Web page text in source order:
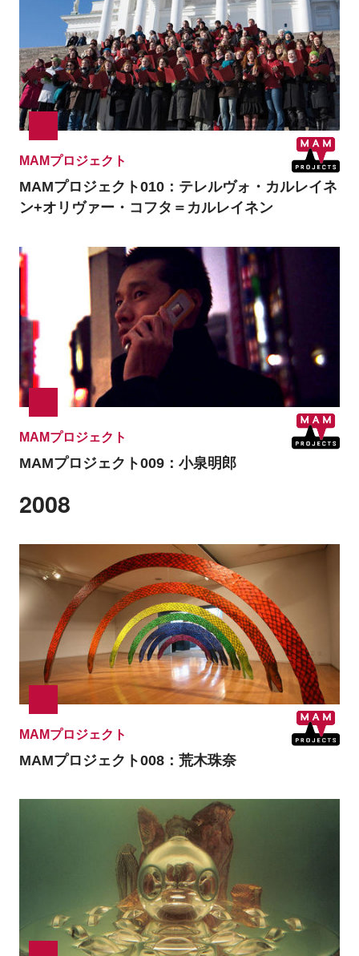
MAMプロジェクト
MAMプロジェクト010：テレルヴォ・カルレイネ
ン+オリヴァー・コフタ＝カルレイネン
MAMプロジェクト
MAMプロジェクト009：小泉明郎
2008
MAMプロジェクト
MAMプロジェクト008：荒木珠奈